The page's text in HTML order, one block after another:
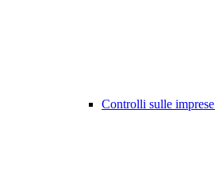
Controlli sulle imprese